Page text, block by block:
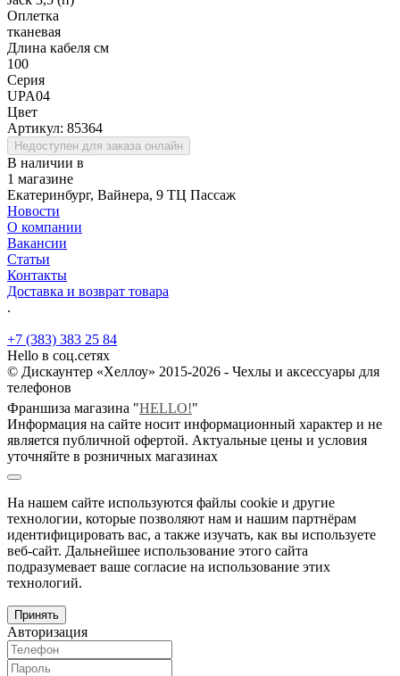
Оплетка
тканевая
Длина кабеля см
100
Серия
UPA04
Цвет
Артикул: 85364
Недоступен для заказа онлайн
В наличии в
1 магазине
Екатеринбург, Вайнера, 9 ТЦ Пассаж
Новости
О компании
Вакансии
Статьи
Контакты
Доставка и возврат товара
.
+7 (383) 383 25 84
Hello в соц.сетях
© Дискаунтер «Хеллоу» 2015-2026 - Чехлы и аксессуары для
телефонов
Франшиза магазина "HELLO!"
Информация на сайте носит информационный характер и не
является публичной офертой. Актуальные цены и условия
уточняйте в розничных магазинах
На нашем сайте используются файлы cookie и другие
технологии, которые позволяют нам и нашим партнёрам
идентифицировать вас, а также изучать, как вы используете
веб-сайт. Дальнейшее использование этого сайта
подразумевает ваше согласие на использование этих
технологий.
Принять
Авторизация